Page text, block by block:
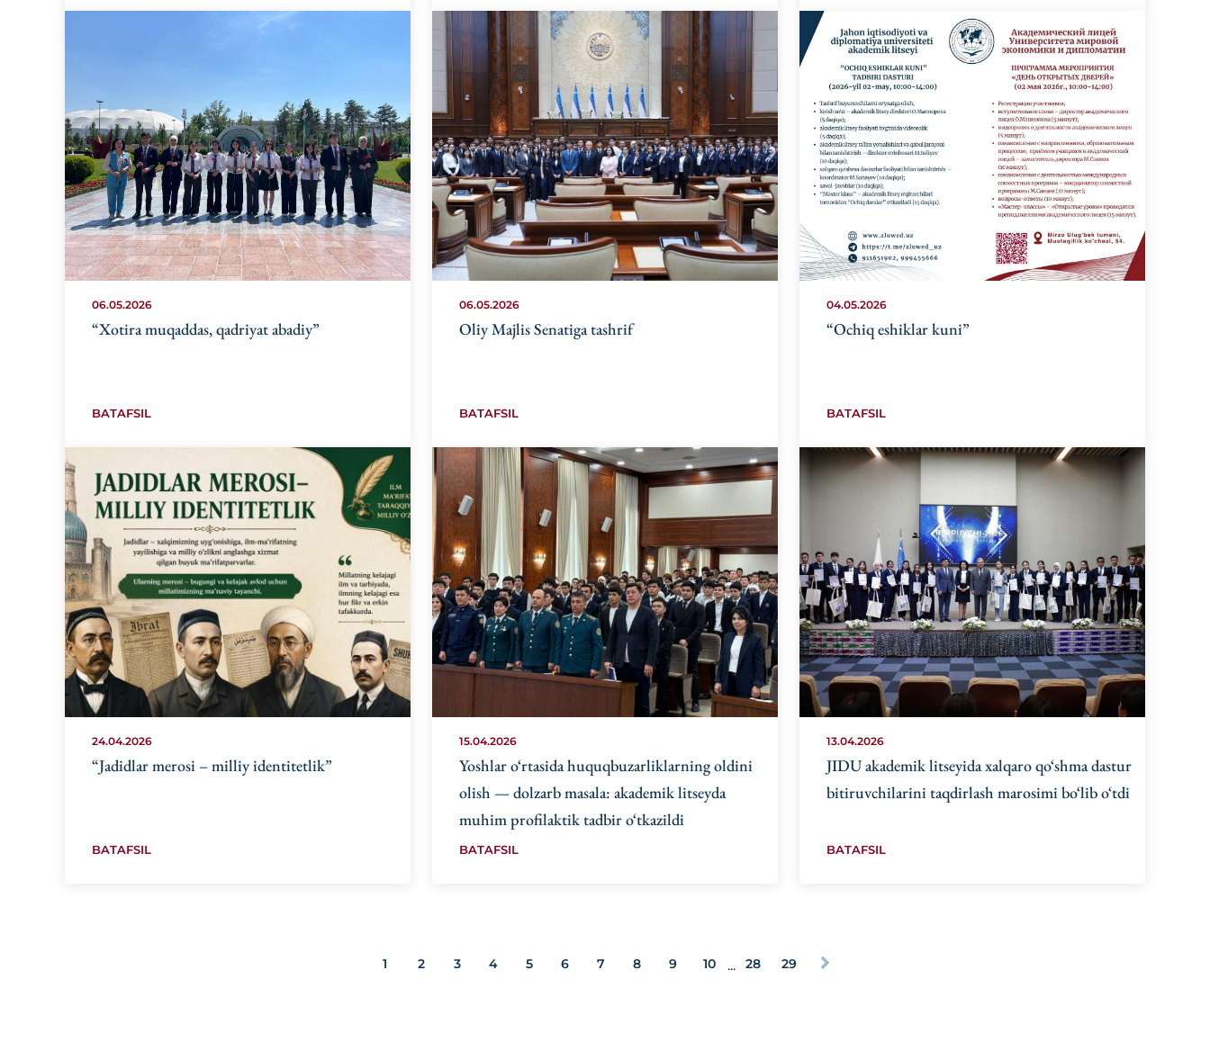
06.05.2026
“Xotira muqaddas, qadriyat abadiy”
BATAFSIL
06.05.2026
Oliy Majlis Senatiga tashrif
BATAFSIL
04.05.2026
“Ochiq eshiklar kuni”
BATAFSIL
24.04.2026
“Jadidlar merosi – milliy identitetlik”
BATAFSIL
15.04.2026
Yoshlar o‘rtasida huquqbuzarliklarning oldini
olish — dolzarb masala: akademik litseyda
muhim profilaktik tadbir o‘tkazildi
BATAFSIL
13.04.2026
JIDU akademik litseyida xalqaro qo‘shma dastur
bitiruvchilarini taqdirlash marosimi bo‘lib o‘tdi
BATAFSIL
1 2 3 4 5 6 7 8 9 10 ... 28 29